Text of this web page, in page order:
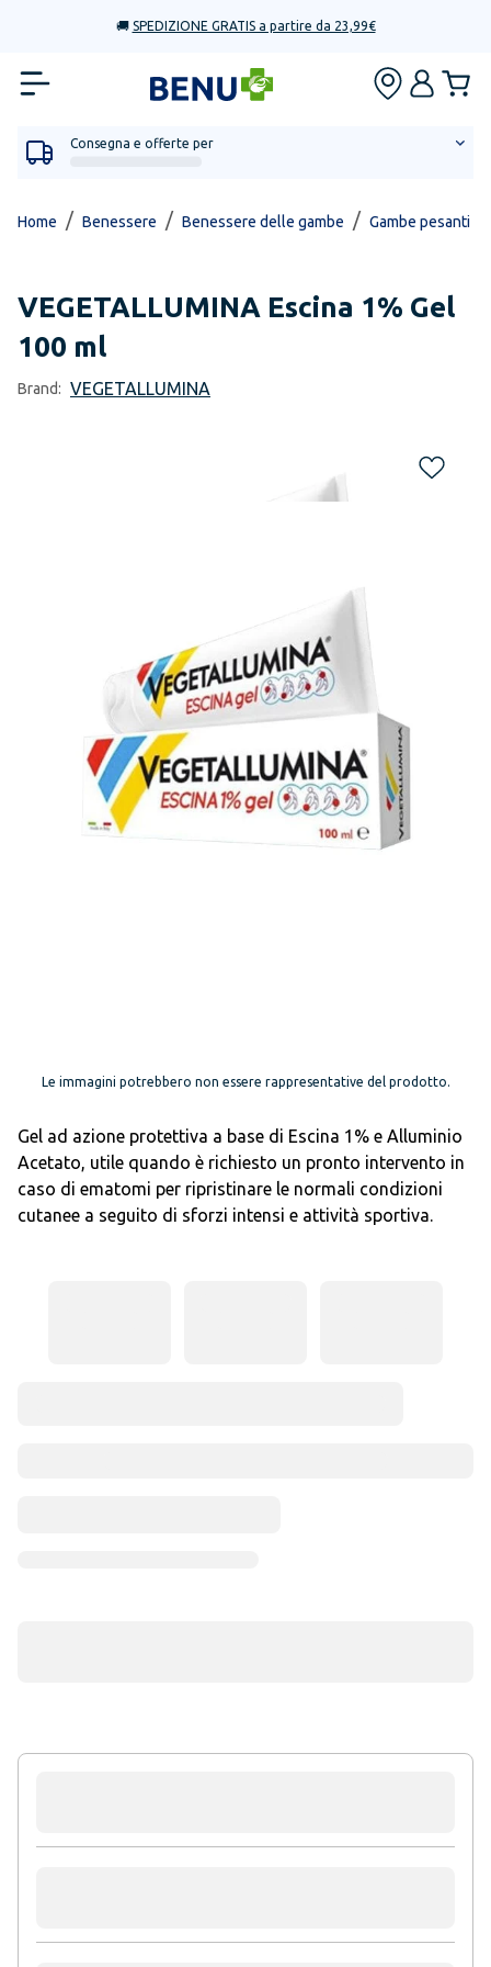
🚚 SPEDIZIONE GRATIS a partire da 23,99€
Consegna e offerte per
Home / Benessere / Benessere delle gambe / Gambe pesanti e
VEGETALLUMINA Escina 1% Gel
100 ml
Brand: VEGETALLUMINA
Le immagini potrebbero non essere rappresentative del prodotto.
Gel ad azione protettiva a base di Escina 1% e Alluminio
Acetato, utile quando è richiesto un pronto intervento in
caso di ematomi per ripristinare le normali condizioni
cutanee a seguito di sforzi intensi e attività sportiva.